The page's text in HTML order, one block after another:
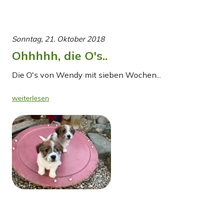
Sonntag, 21. Oktober 2018
Ohhhhh, die O's..
Die O's von Wendy mit sieben Wochen...
weiterlesen